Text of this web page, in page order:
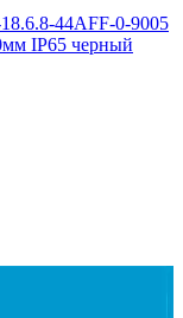
44AFF-0-9005
IP65 черный